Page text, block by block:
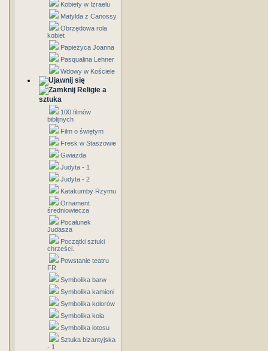
Kobiety w Izraelu
Matylda z Canossy
Obrzędowa rola
kobiet
Papieżyca Joanna
Pasqualina Lehner
Wdowy w Kościele
Religie a
sztuka
100 filmów
biblijnych
Film o świętym
Fresk w Staszowie
Gwiazda
Judyta - 1
Judyta - 2
Katakumby Rzymu
Ornament
średniowiecza
Pocałunek
Judasza
Początki sztuki
chrześci.
Powstanie teatru
FR
Symbolika barw
Symbolika kamieni
Symbolika kolorów
Symbolika koła
Symbolika lotosu
Sztuka bizantyjska
- 1